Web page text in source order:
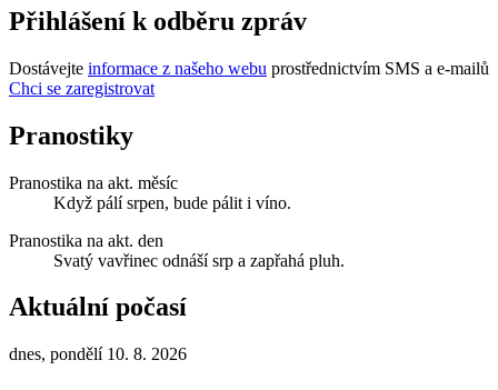
Přihlášení k odběru zpráv
Dostávejte informace z našeho webu prostřednictvím SMS a e-mailů
Chci se zaregistrovat
Pranostiky
Pranostika na akt. měsíc
Když pálí srpen, bude pálit i víno.
Pranostika na akt. den
Svatý vavřinec odnáší srp a zapřahá pluh.
Aktuální počasí
dnes, pondělí 10. 8. 2026